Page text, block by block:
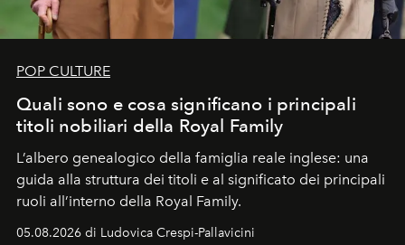
POP CULTURE
Quali sono e cosa significano i principali
titoli nobiliari della Royal Family
L’albero genealogico della famiglia reale inglese: una
guida alla struttura dei titoli e al significato dei principali
ruoli all’interno della Royal Family.
05.08.2026 di Ludovica Crespi-Pallavicini